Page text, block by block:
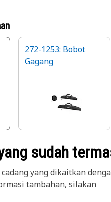
272-1253: Bobot
Gagang
sudah
yang dikaitkan
tambahan, silakan